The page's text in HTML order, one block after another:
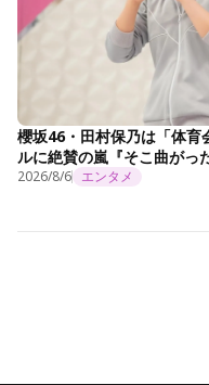
櫻坂46・田村保乃は「体育
ルに絶賛の嵐『そこ曲がっ
2026/8/6 エンタメ